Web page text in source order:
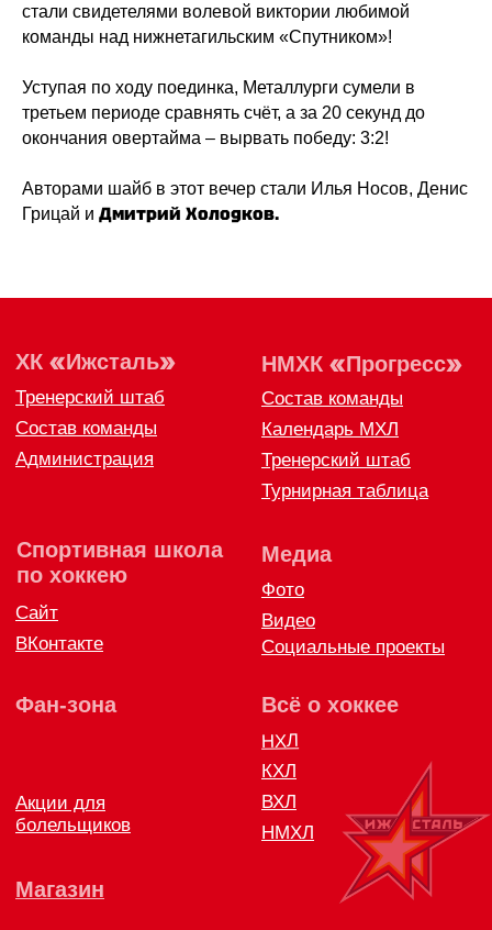
стали свидетелями волевой виктории любимой
команды над нижнетагильским «Спутником»!
Уступая по ходу поединка, Металлурги сумели в
третьем периоде сравнять счёт, а за 20 секунд до
окончания овертайма – вырвать победу: 3:2!
Авторами шайб в этот вечер стали Илья Носов, Денис
Грицай и Дмитрий Холодков.